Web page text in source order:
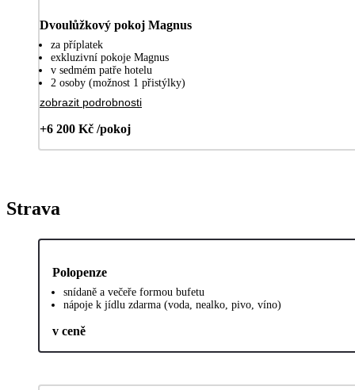
Dvoulůžkový pokoj Magnus
za příplatek
exkluzivní pokoje Magnus
v sedmém patře hotelu
2 osoby (možnost 1 přistýlky)
zobrazit podrobnosti
+6 200 Kč /pokoj
Strava
Polopenze
snídaně a večeře formou bufetu
nápoje k jídlu zdarma (voda, nealko, pivo, víno)
v ceně